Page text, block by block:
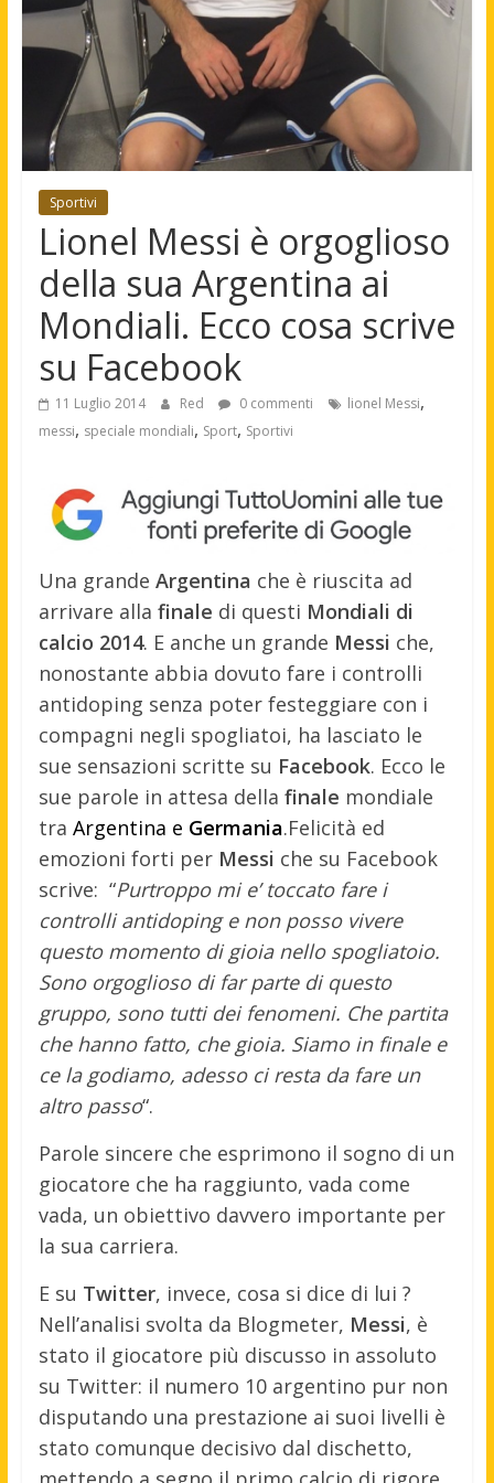
Sportivi
Lionel Messi è orgoglioso
della sua Argentina ai
Mondiali. Ecco cosa scrive
su Facebook
11 Luglio 2014 Red 0 commenti lionel Messi,
messi, speciale mondiali, Sport, Sportivi
Una grande Argentina che è riuscita ad
arrivare alla finale di questi Mondiali di
calcio 2014. E anche un grande Messi che,
nonostante abbia dovuto fare i controlli
antidoping senza poter festeggiare con i
compagni negli spogliatoi, ha lasciato le
sue sensazioni scritte su Facebook. Ecco le
sue parole in attesa della finale mondiale
tra Argentina e Germania.Felicità ed
emozioni forti per Messi che su Facebook
scrive: “Purtroppo mi e’ toccato fare i
controlli antidoping e non posso vivere
questo momento di gioia nello spogliatoio.
Sono orgoglioso di far parte di questo
gruppo, sono tutti dei fenomeni. Che partita
che hanno fatto, che gioia. Siamo in finale e
ce la godiamo, adesso ci resta da fare un
altro passo“.
Parole sincere che esprimono il sogno di un
giocatore che ha raggiunto, vada come
vada, un obiettivo davvero importante per
la sua carriera.
E su Twitter, invece, cosa si dice di lui ?
Nell’analisi svolta da Blogmeter, Messi, è
stato il giocatore più discusso in assoluto
su Twitter: il numero 10 argentino pur non
disputando una prestazione ai suoi livelli è
stato comunque decisivo dal dischetto,